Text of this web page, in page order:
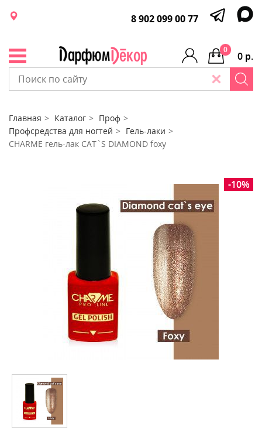
8 902 099 00 77
0 р.
0
Главная Каталог
Проф
Профсредства для ногтей
Гель-лаки
CHARME гель-лак CAT`S DIAMOND foxy
-10%